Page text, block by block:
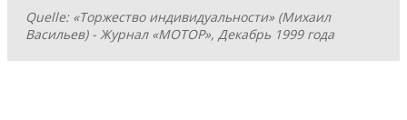
Quelle: «Торжество индивидуальности» (Михаил
Васильев) - Журнал «МОТОР», Декабрь 1999 года